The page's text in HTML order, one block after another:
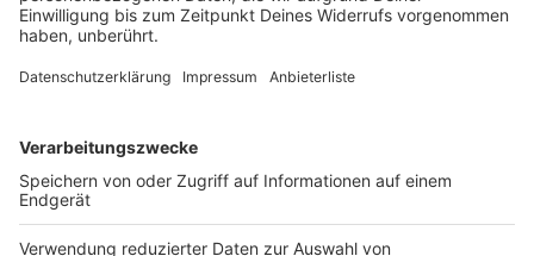
Weihnachtsfest
Länder reden morgen über neue Corona-Regeln - auch
für die Weihnachtstage. Auf unserer Facebook-Seite
diskutieren wir darüber, wie unsere Community
Weihnachten feiert.